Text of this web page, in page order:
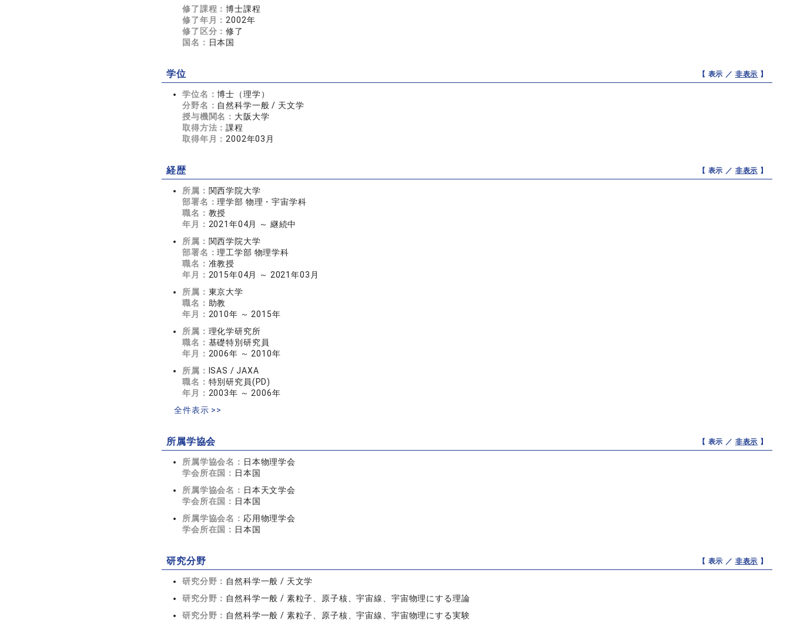
修了課程：博士課程
修了年月： 2002年
修了区分：修了
国名： 日本国
学位 【 表示 ／ 非表示 】
学位名：博士（理学）
分野名： 自然科学一般 / 天文学
授与機関名： 大阪大学
取得方法：課程
取得年月： 2002年03月
経歴 【 表示 ／ 非表示 】
所属： 関西学院大学
部署名：理学部 物理・宇宙学科
職名： 教授
年月： 2021年04月 ～ 継続中
所属： 関西学院大学
部署名：理工学部 物理学科
職名： 准教授
年月： 2015年04月 ～ 2021年03月
所属： 東京大学
職名： 助教
年月： 2010年 ～ 2015年
所属： 理化学研究所
職名： 基礎特別研究員
年月： 2006年 ～ 2010年
所属： ISAS / JAXA
職名： 特別研究員(PD)
年月： 2003年 ～ 2006年
全件表示 >>
所属学協会 【 表示 ／ 非表示 】
所属学協会名： 日本物理学会
学会所在国： 日本国
所属学協会名： 日本天文学会
学会所在国： 日本国
所属学協会名： 応用物理学会
学会所在国： 日本国
研究分野 【 表示 ／ 非表示 】
研究分野： 自然科学一般 / 天文学
研究分野： 自然科学一般 / 素粒子、原子核、宇宙線、宇宙物理にする理論
研究分野： 自然科学一般 / 素粒子、原子核、宇宙線、宇宙物理にする実験